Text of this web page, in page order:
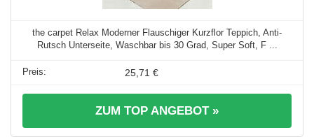
the carpet Relax Moderner Flauschiger Kurzflor Teppich, Anti-
Rutsch Unterseite, Waschbar bis 30 Grad, Super Soft, F ...
25,71 €
ZUM TOP ANGEBOT »